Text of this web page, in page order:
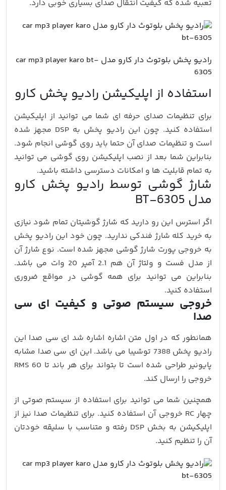
تعبیه شده که کیفیت انتقال صدای بسیاری خوبی دارد.
رادیو پخش بلوتوث دار کارو مدل car mp3 player karo bt-
6305
استفاده از اپلیکیشن رادیو پخش کارو
برای تنظیمات صدای حرفه ای شما می توانید از اپلیکیشن
استفاده کنید. چون این رادیو پخش به DSP مجهز شده
است و تنظیمات صدای آن حتما باید روی گوشی انجام شود.
بنابراین شما بعد از نصب اپلیکیشن روی گوشی می توانید
به تمام قابلیت ها و امکانات دسترسی داشته باشید.
شارژ گوشی توسط رادیو پخش کارو
مدل BT-6305
اگر استرس این رو دارید که شارژ گوشیتان تمام شود نیازی
به خرید کله شارژ فندکی ندارید. چون خود این رادیو پخش
به خروجی پورت شارژ گوشی مجهز شده است. نوع شارژ آن
از مدل فست و ولتاژ آن هم 2.1 آمپر 20 وات می باشد.
بنابراین می توانید برای همه گوشی در مواقع ضروری
استفاده کنید.
خروجی سیستم صوتی و کیفیت ای سی
صدا
همانطور که در اول متن اشاره اشاره شد ای سی صدا این
رادیو پخش 7388 توشیبا می باشد. این ای سی صدا مشابه
پایونیر طراحی شده است تا بتواند برای هر باند تا 60 RMS
خروجی را ارسال کند.
همچنین شما می توانید برای استفاده از سیستم صوتی از
چهار RC خروجی آن استفاده کنید. برای تنظیمات صدا نیز از
اپلیکیشن به بخش DSP رفته و متناسب با سلیقه خودتان
آن را تنظیم کنید.